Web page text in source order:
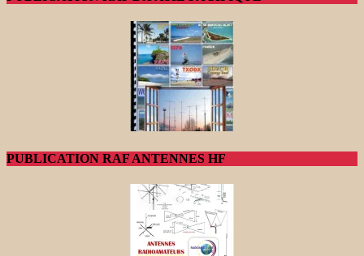
PUBLICATION RAF ANTENNES HF